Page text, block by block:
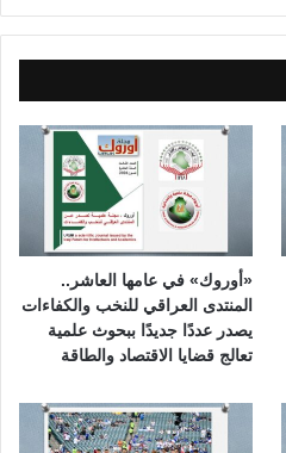
«أوروك» في عامها العاشر..
المنتدى العراقي للنخب والكفاءات
يصدر عددًا جديدًا ببحوث علمية
تعالج قضايا الاقتصاد والطاقة